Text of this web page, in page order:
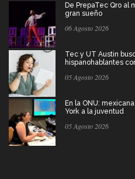
De PrepaTec Qro al
gran sueño
06 Agosto 2026
Tec y UT Austin
hispanohablantes
05 Agosto 2026
En la ONU:
York a la juventud
05 Agosto 2026